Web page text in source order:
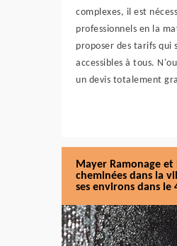
complexes, il est
professionnels en la
proposer des tarifs qui
accessibles à tous.
un devis totalement
Mayer Ramonage
cheminées dans la
ses environs dans le